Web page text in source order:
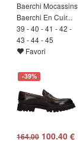
Baerchi Mocassins
Baerchi En Cuir...
39 - 40 - 41 - 42 -
43 - 44 - 45
Favori
-39%
164.00100.40 €